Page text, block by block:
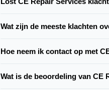
Wat zijn de meeste klachten
Hoe neem ik contact op met
Wat is de beoordeling van CE